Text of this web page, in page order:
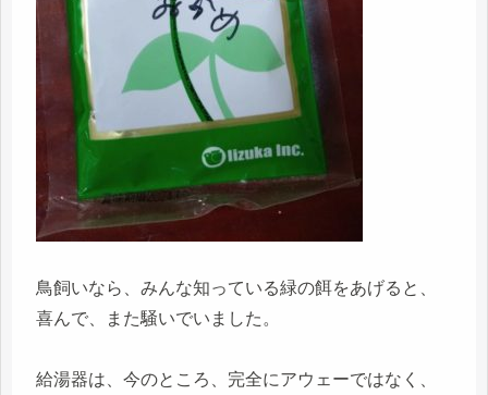
鳥飼いなら、みんな知っている緑の餌をあげると、
喜んで、また騒いでいました。
給湯器は、今のところ、完全にアウェーではなく、